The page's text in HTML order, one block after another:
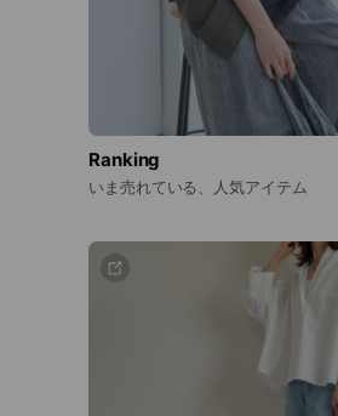
Ranking
いま売れている、人気アイテム